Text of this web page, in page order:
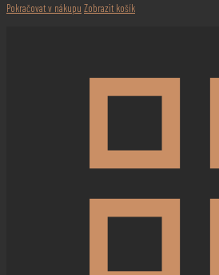
Pokračovat v nákupu Zobrazit košík